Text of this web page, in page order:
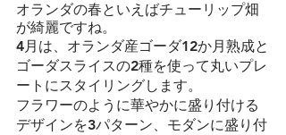
オランダの春といえばチューリップ畑
が綺麗ですね。
4月は、オランダ産ゴーダ12か月熟成と
ゴーダスライスの2種を使って丸いプレ
ートにスタイリングします。
フラワーのように華やかに盛り付ける
デザインを3パターン、モダンに盛り付